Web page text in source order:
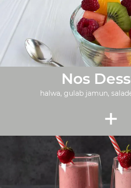
Nos
halwa, gulab jamun,
+